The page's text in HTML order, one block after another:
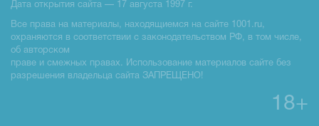
Дата открытия сайта — 17 августа 1997 г.
Все права на материалы, находящиемся на сайте 1001.ru,
охраняются в соответствии с законодательством РФ, в том числе,
об авторском
праве и смежных правах. Использование материалов сайте без
разрешения владельца сайта ЗАПРЕЩЕНО!
18+